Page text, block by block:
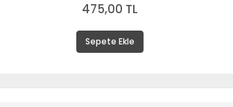
475,00 TL
Sepete Ekle